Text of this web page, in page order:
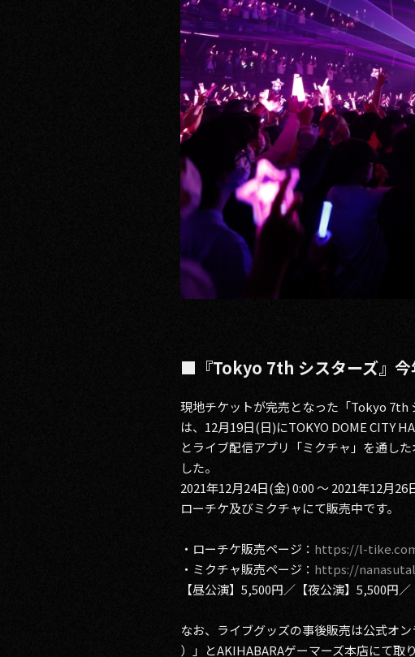
■『Tokyo 7th シスターズ』今
現地チケットが完売となった「Tokyo 7th
は、12月19日(日)にTOKYO DOME CITY
とライブ配信アプリ「ミクチャ」を通し
した。
2021年12月24日(金) 0:00 ～ 2021年12月
ローチケ及びミクチャにて販売中です。
・ローチケ販売ページ： https://l-
・ミクチャ販売ページ： https://
【昼公演】5,500円／【夜公演】5,500円
なお、ライブグッズの事後販売は公式オ
）」とAKIHABARAゲーマーズ本店にて取